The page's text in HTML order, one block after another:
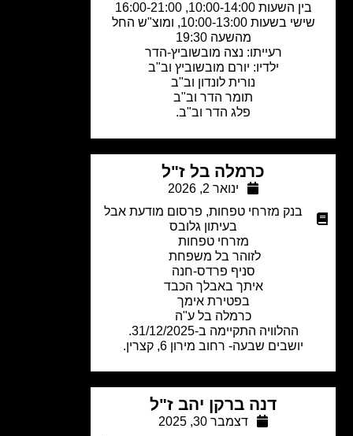
בין השעות 10:00-14:00, 16:00-21:00
שישי בשעות 10:00-13:00, ומוצ"ש החל
מהשעה 19:30
רעייתו: נצה מובשוביץ-הדר
ילדיו: יורם מובשוביץ וב"ב
נורית לונדון וב"ב
תומר הדר וב"ב
פלג הדר וב"ב.
כרמלה בל ז"ל
ינואר 2, 2026
בנק מזרחי טפחות,פרסום מודעת אבל
בעיתון גלובס
מזרחי טפחות
לזוהר בל משפחת
סניף פרדס-חנה
איתך באבלך הכבד
בפטירת אימך
כרמלה בל ע"ה
ההלוויה התקיימה ב-31/12/2025.
יושבים שבעה- רחוב מירון 6, קצרין.
דנה ברקן יהב ז"ל
דצמבר 30, 2025